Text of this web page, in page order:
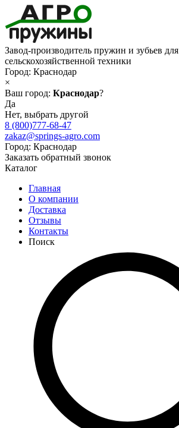
Завод-производитель пружин и зубьев для
сельскохозяйственной техники
Город: Краснодар
×
Ваш город: Краснодар?
Да
Нет, выбрать другой
8 (800)777-68-47
zakaz@springs-agro.com
Город: Краснодар
Заказать обратный звонок
Каталог
Главная
О компании
Доставка
Отзывы
Контакты
Поиск